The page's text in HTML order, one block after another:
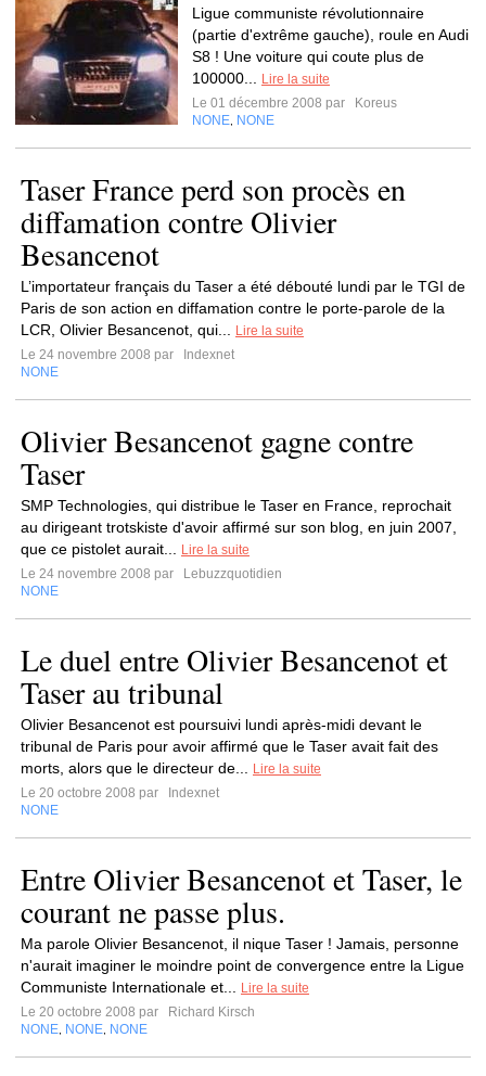
Ligue communiste révolutionnaire
(partie d'extrême gauche), roule en Audi
S8 ! Une voiture qui coute plus de
100000...
Lire la suite
Le 01 décembre 2008 par
Koreus
NONE NONE
Taser France perd son procès en
diffamation contre Olivier
Besancenot
L’importateur français du Taser a été débouté lundi par le TGI de
Paris de son action en diffamation contre le porte-parole de la
LCR, Olivier Besancenot, qui...
Lire la suite
Le 24 novembre 2008 par
Indexnet
NONE
Olivier Besancenot gagne contre
Taser
SMP Technologies, qui distribue le Taser en France, reprochait
au dirigeant trotskiste d'avoir affirmé sur son blog, en juin 2007,
que ce pistolet aurait...
Lire la suite
Le 24 novembre 2008 par
Lebuzzquotidien
NONE
Le duel entre Olivier Besancenot et
Taser au tribunal
Olivier Besancenot est poursuivi lundi après-midi devant le
tribunal de Paris pour avoir affirmé que le Taser avait fait des
morts, alors que le directeur de...
Lire la suite
Le 20 octobre 2008 par
Indexnet
NONE
Entre Olivier Besancenot et Taser, le
courant ne passe plus.
Ma parole Olivier Besancenot, il nique Taser ! Jamais, personne
n'aurait imaginer le moindre point de convergence entre la Ligue
Communiste Internationale et...
Lire la suite
Le 20 octobre 2008 par
Richard Kirsch
NONE NONE NONE